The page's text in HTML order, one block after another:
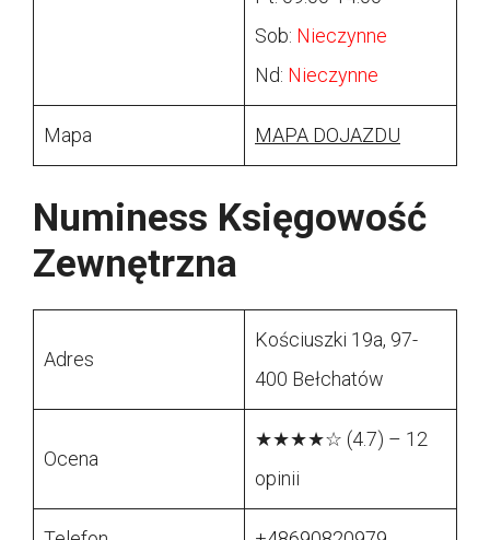
Sob: Nieczynne
Nd: Nieczynne
Mapa MAPA DOJAZDU
Numiness Księgowość
Zewnętrzna
Adres
Kościuszki 19a, 97-
400 Bełchatów
Ocena
★★★★☆ (4.7) – 12
opinii